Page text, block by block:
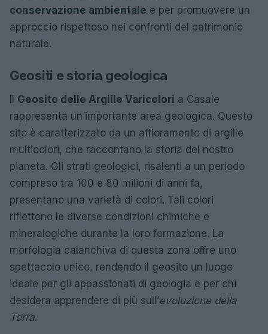
conservazione ambientale e per promuovere un
approccio rispettoso nei confronti del patrimonio
naturale.
Geositi e storia geologica
Il Geosito delle Argille Varicolori a Casale
rappresenta un’importante area geologica. Questo
sito è caratterizzato da un affioramento di argille
multicolori, che raccontano la storia del nostro
pianeta. Gli strati geologici, risalenti a un periodo
compreso tra 100 e 80 milioni di anni fa,
presentano una varietà di colori. Tali colori
riflettono le diverse condizioni chimiche e
mineralogiche durante la loro formazione. La
morfologia calanchiva di questa zona offre uno
spettacolo unico, rendendo il geosito un luogo
ideale per gli appassionati di geologia e per chi
desidera apprendere di più sull’evoluzione della
Terra.